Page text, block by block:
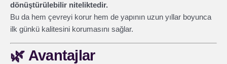
dönüştürülebilir niteliktedir.
Bu da hem çevreyi korur hem de yapının uzun yıllar boyunca
ilk günkü kalitesini korumasını sağlar.
🌿 Avantajlar